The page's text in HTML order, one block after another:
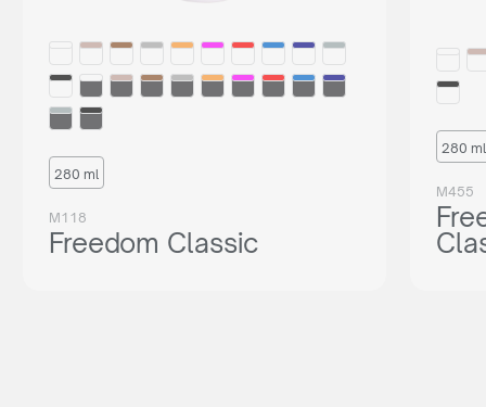
280 ml
M118
Freedom Classic
280 ml
M455